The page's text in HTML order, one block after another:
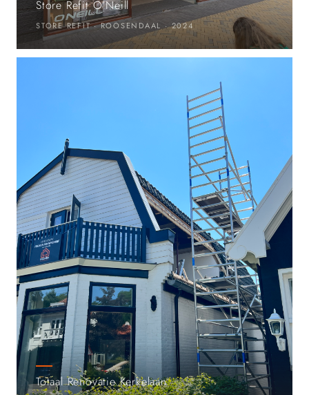
Store Refit O'Neill
STORE REFIT · ROOSENDAAL · 2024
Totaal Renovatie Kerkelaan